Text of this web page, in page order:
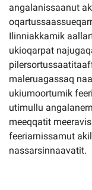
angalanissaanut
Ilinniakkamik
ukioqarpat
maleruagassaq
ukiumoortumik
utimullu
meeqqatit
feeriarnissamut
nassarsinnaavatit.